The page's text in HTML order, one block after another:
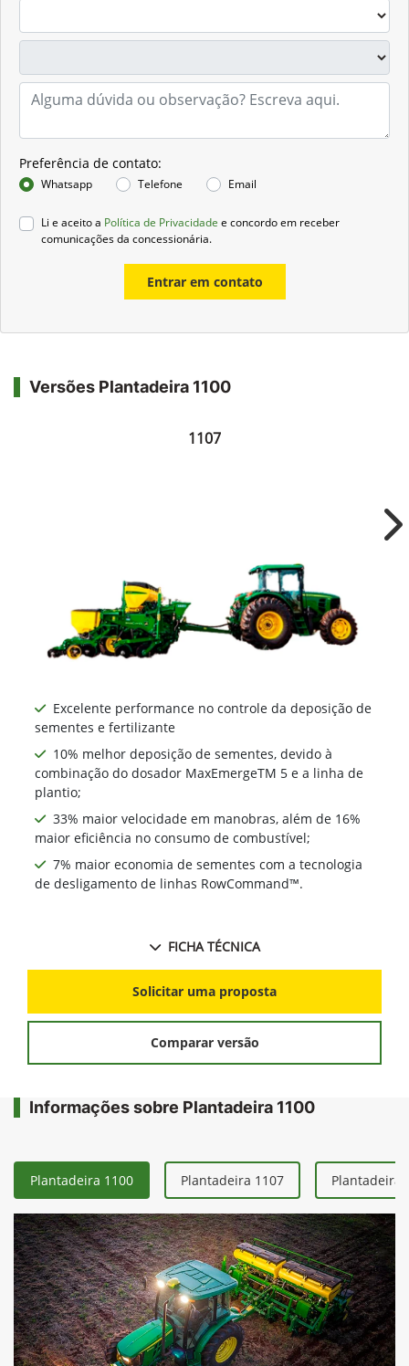
Preferência de contato:
Whatsapp Telefone Email
Li e aceito a Política de Privacidade e concordo em receber
comunicações da concessionária.
Entrar em contato
Versões Plantadeira 1100
1107
Excelente performance no controle da deposição de
sementes e fertilizante
10% melhor deposição de sementes, devido à
combinação do dosador MaxEmergeTM 5 e a linha de
plantio;
33% maior velocidade em manobras, além de 16%
maior eficiência no consumo de combustível;
7% maior economia de sementes com a tecnologia
de desligamento de linhas RowCommand™.
FICHA TÉCNICA
Solicitar uma proposta
Comparar versão
Informações sobre Plantadeira 1100
Plantadeira 1100 Plantadeira 1107 Plantadeira